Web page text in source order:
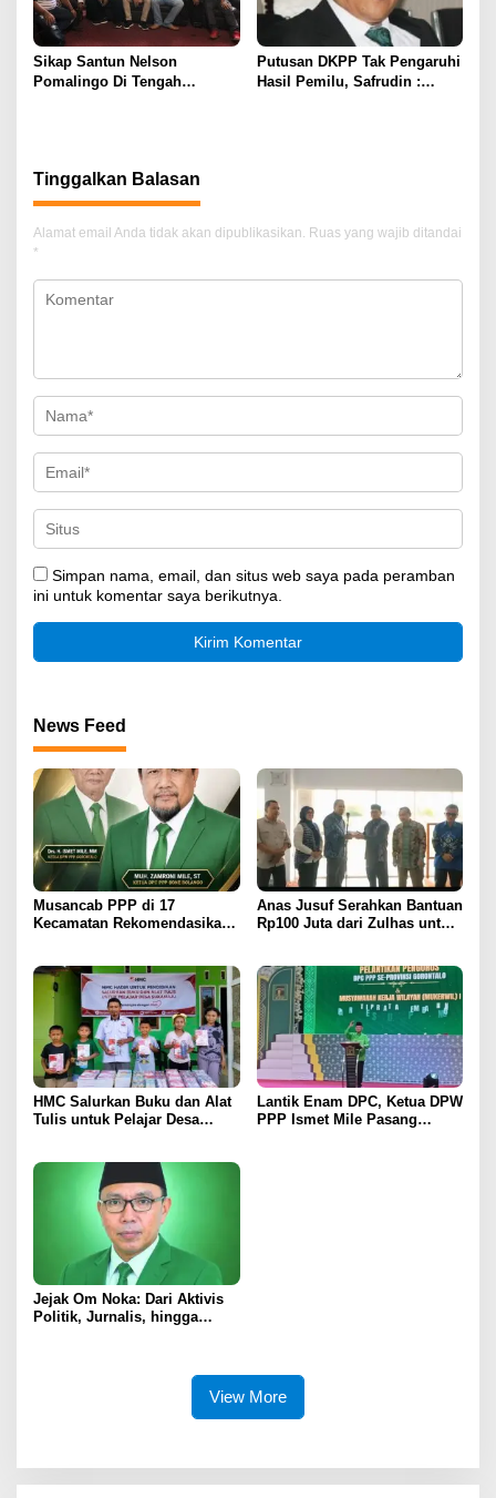
Sikap Santun Nelson
Pomalingo Di Tengah
Putusan DKPP Tak Pengaruhi
Hasil Pemilu, Safrudin :
Tinggalkan Balasan
Alamat email Anda tidak akan dipublikasikan. Ruas yang wajib ditandai
*
Simpan nama, email, dan situs web saya pada peramban
ini untuk komentar saya berikutnya.
News Feed
Musancab PPP di 17
Kecamatan Rekomendasikan
Anas Jusuf Serahkan Bantuan
Rp100 Juta dari Zulhas untuk
HMC Salurkan Buku dan Alat
Tulis untuk Pelajar Desa
Depan
Lantik Enam DPC, Ketua DPW
PPP Ismet Mile Pasang
Jejak Om Noka: Dari Aktivis
Politik, Jurnalis, hingga
View More